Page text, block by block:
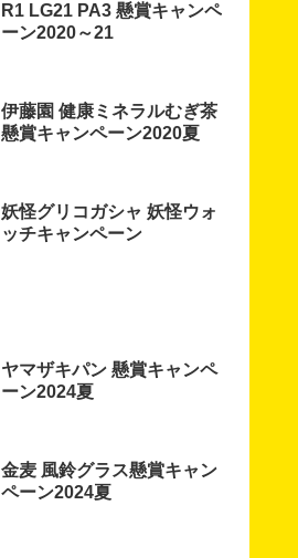
R1 LG21 PA3 懸賞キャンペ
ーン2020～21
伊藤園 健康ミネラルむぎ茶
懸賞キャンペーン2020夏
妖怪グリコガシャ 妖怪ウォ
ッチキャンペーン
ヤマザキパン 懸賞キャンペ
ーン2024夏
金麦 風鈴グラス懸賞キャン
ペーン2024夏